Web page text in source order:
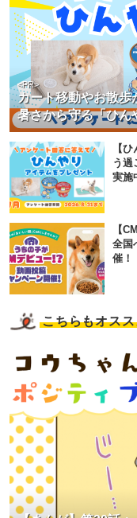
カート移動やお散歩
暑さから守る「ひん
<PR>
【
う過
実施
【
全国
催！
こちらもオス